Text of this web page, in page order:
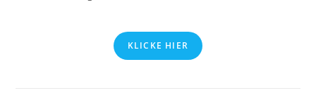
KLICKE HIER